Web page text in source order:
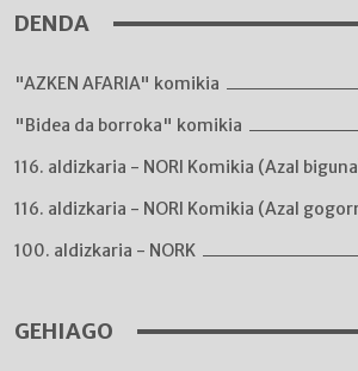
DENDA
"AZKEN AFARIA" komikia
"Bidea da borroka" komikia
116. aldizkaria - NORI Komikia (Azal
116. aldizkaria - NORI Komikia (Azal
100. aldizkaria - NORK
GEHIAGO